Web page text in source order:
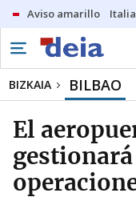
Aviso amarillo Italia
BIZKAIA BILBAO
El